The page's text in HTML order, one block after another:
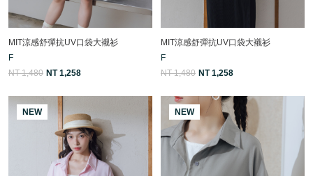
MIT涼感舒彈抗UV口袋大襯衫
F
NT 1,480 NT 1,258
MIT涼感舒彈抗UV口袋大襯衫
F
NT 1,480 NT 1,258
NEW NEW